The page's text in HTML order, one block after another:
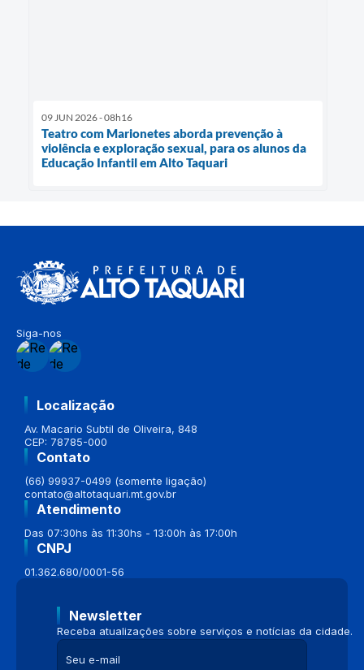
09 JUN 2026 - 08h16
Teatro com Marionetes aborda prevenção à
violência e exploração sexual, para os alunos da
Educação Infantil em Alto Taquari
Siga-nos
Localização
Av. Macario Subtil de Oliveira, 848
CEP: 78785-000
Contato
(66) 99937-0499 (somente ligação)
contato@altotaquari.mt.gov.br
Atendimento
Das 07:30hs às 11:30hs - 13:00h às 17:00h
CNPJ
01.362.680/0001-56
Newsletter
Receba atualizações sobre serviços e notícias da cidade.